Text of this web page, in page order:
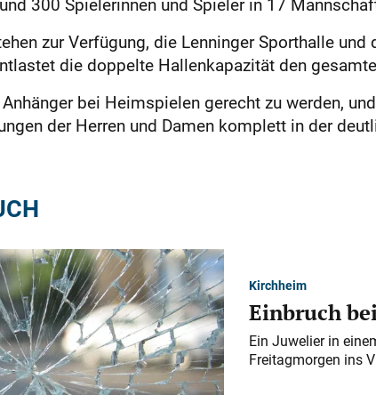
zur Verfügung, die Lenninger Sporthalle
die doppelte Hallenkapazität den
bei Heimspielen gerecht zu werden,
der Herren und Damen komplett in der
Kirchheim
Einbruch
Ein Juwelier in
Freitagmorgen ins